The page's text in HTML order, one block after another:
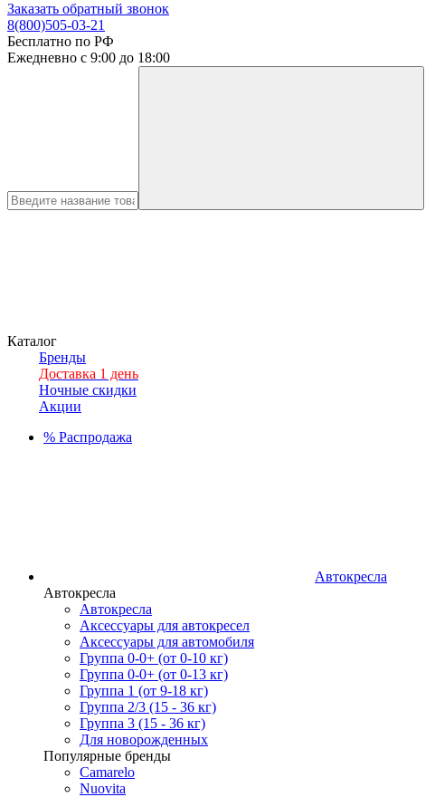
Заказать обратный звонок
8(800)505-03-21
Бесплатно по РФ
Ежедневно с 9:00 до 18:00
Каталог
Бренды
Доставка 1 день
Ночные скидки
Акции
% Распродажа
Автокресла
Автокресла
Автокресла
Аксессуары для автокресел
Аксессуары для автомобиля
Группа 0-0+ (от 0-10 кг)
Группа 0-0+ (от 0-13 кг)
Группа 1 (от 9-18 кг)
Группа 2/3 (15 - 36 кг)
Группа 3 (15 - 36 кг)
Для новорожденных
Популярные бренды
Camarelo
Nuovita